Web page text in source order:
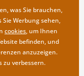
was Sie brauchen,
Werbung sehen,
cookies, um Ihnen
befinden, und
anzuzeigen.
zu verbessern.